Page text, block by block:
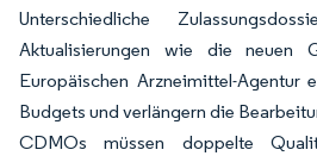
Unterschiedliche
Aktualisierungen wie die neuen
Europäischen Arzneimittel-Agentur
Budgets und verlängern die
CDMOs müssen doppelte